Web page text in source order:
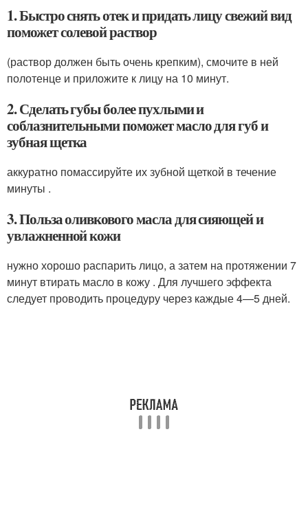
1. Быстро снять отек и придать лицу свежий вид
поможет солевой раствор
(раствор должен быть очень крепким), смочите в ней
полотенце и приложите к лицу на 10 минут.
2. Сделать губы более пухлыми и
соблазнительными поможет масло для губ и
зубная щетка
аккуратно помассируйте их зубной щеткой в течение
минуты .
3. Польза оливкового масла для сияющей и
увлажненной кожи
нужно хорошо распарить лицо, а затем на протяжении 7
минут втирать масло в кожу . Для лучшего эффекта
следует проводить процедуру через каждые 4—5 дней.